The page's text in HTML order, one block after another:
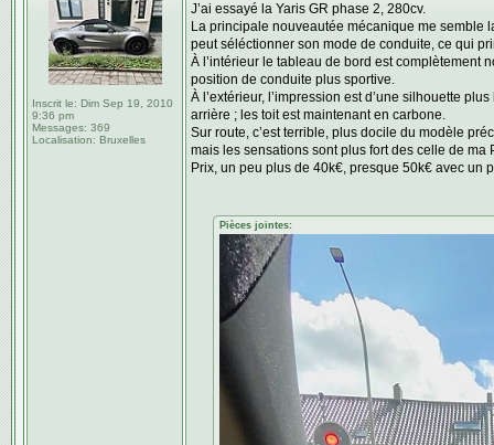
Inscrit le: Dim Sep 19, 2010
9:36 pm
Messages: 369
Localisation: Bruxelles
J’ai essayé la Yaris GR phase 2, 280cv.
La principale nouveautée mécanique me semble
peut séléctionner son mode de conduite, ce qui
À l’intérieur le tableau de bord est complètement
position de conduite plus sportive.
À l’extérieur, l’impression est d’une silhouette
arrière ; les toit est maintenant en carbone.
Sur route, c’est terrible, plus docile du modèle
mais les sensations sont plus fort des celle de ma
Prix, un peu plus de 40k€, presque 50k€ avec un
Pièces jointes: